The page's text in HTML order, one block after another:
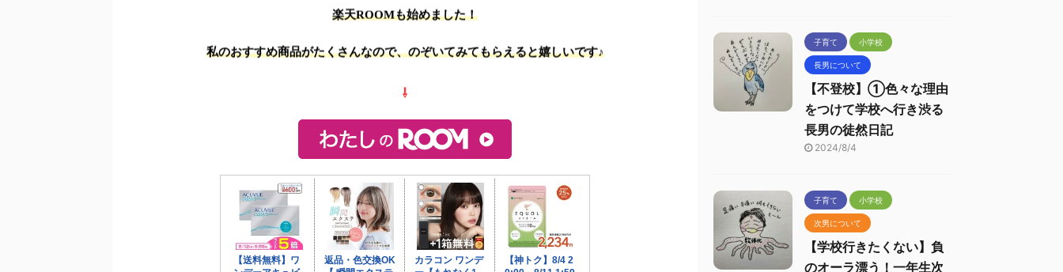
楽天ROOMも始めました！
私のおすすめ商品がたくさんなので、のぞいてみてもらえると嬉しいです♪
⇩
子育て 小学校
長男について
【不登校】①色々な理由
をつけて学校へ行き渋る
長男の徒然日記
2024/8/4
子育て 小学校
次男について
【学校行きたくない】負
のオーラ漂う！一年生次